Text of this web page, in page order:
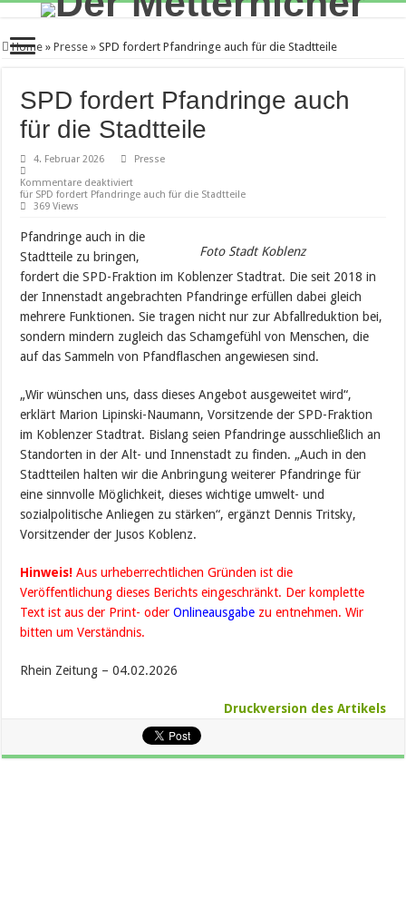
Home » Presse » SPD fordert Pfandringe auch für die Stadtteile
SPD fordert Pfandringe auch
für die Stadtteile
4. Februar 2026
Presse
Kommentare deaktiviert
für SPD fordert Pfandringe auch für die Stadtteile
369 Views
Foto Stadt Koblenz
Pfandringe auch in die
Stadtteile zu bringen,
fordert die SPD-Fraktion im Koblenzer Stadtrat. Die seit 2018 in
der Innenstadt angebrachten Pfandringe erfüllen dabei gleich
mehrere Funktionen. Sie tragen nicht nur zur Abfallreduktion bei,
sondern mindern zugleich das Schamgefühl von Menschen, die
auf das Sammeln von Pfandflaschen angewiesen sind.
„Wir wünschen uns, dass dieses Angebot ausgeweitet wird“,
erklärt Marion Lipinski-Naumann, Vorsitzende der SPD-Fraktion
im Koblenzer Stadtrat. Bislang seien Pfandringe ausschließlich an
Standorten in der Alt- und Innenstadt zu finden. „Auch in den
Stadtteilen halten wir die Anbringung weiterer Pfandringe für
eine sinnvolle Möglichkeit, dieses wichtige umwelt- und
sozialpolitische Anliegen zu stärken“, ergänzt Dennis Tritsky,
Vorsitzender der Jusos Koblenz.
Hinweis! Aus urheberrechtlichen Gründen ist die
Veröffentlichung dieses Berichts eingeschränkt. Der komplette
Text ist aus der Print- oderOnlineausgabe zu entnehmen. Wir
bitten um Verständnis.
Rhein Zeitung – 04.02.2026
Druckversion des Artikels